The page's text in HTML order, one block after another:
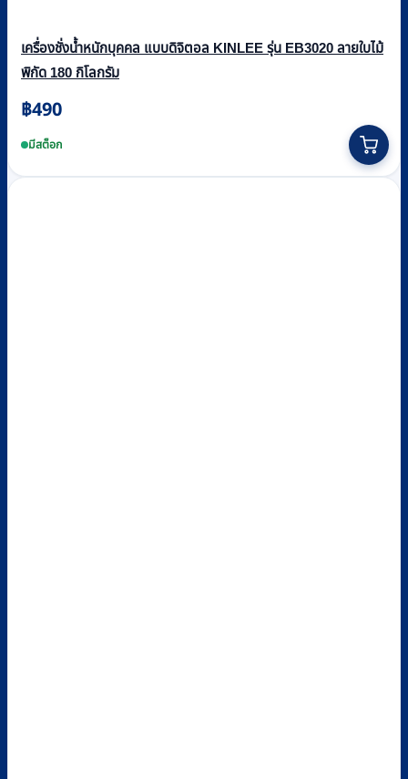
เครื่องชั่งน้ำหนักบุคคล แบบดิจิตอล KINLEE รุ่น EB3020 ลายใบไม้
พิกัด 180 กิโลกรัม
฿490
มีสต็อก